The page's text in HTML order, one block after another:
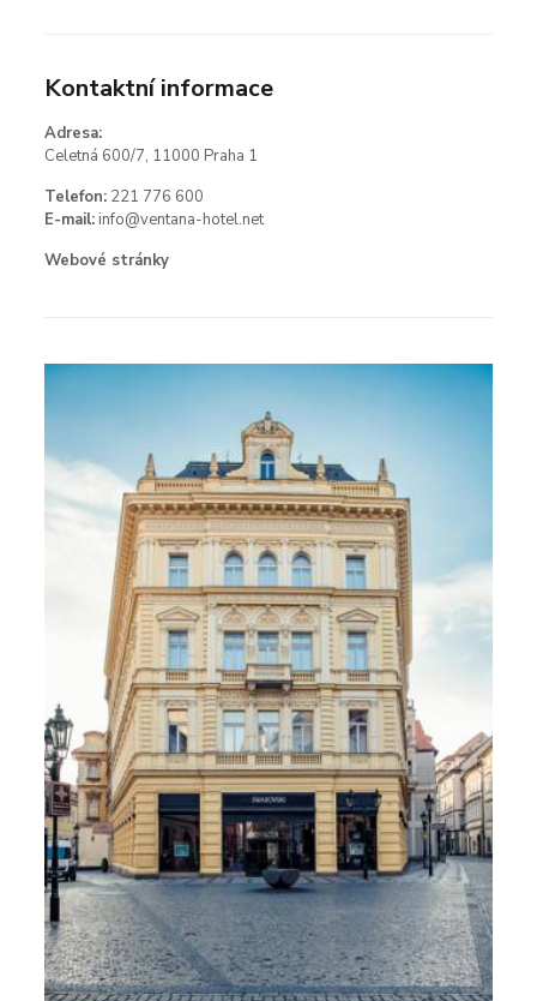
Kontaktní informace
Adresa:
Celetná 600/7, 11000 Praha 1
Telefon: 221 776 600
E-mail: info@ventana-hotel.net
Webové stránky